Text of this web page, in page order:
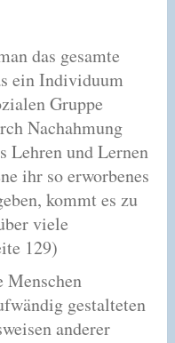
das gesamte
ein Individuum
Gruppe
Nachahmung
Lehren und Lernen
ihr so erworbenes
kommt es zu
viele
129)
Menschen
gestalteten
anderer